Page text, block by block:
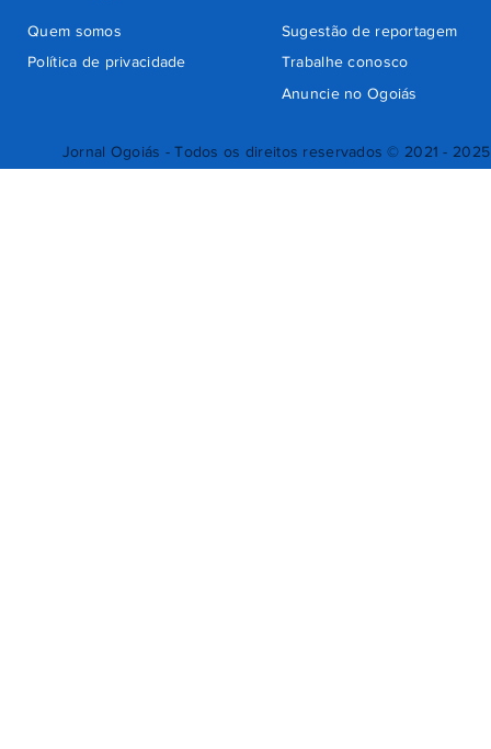
Jornal Ogoiás - Todos os direitos reservados © 2021 - 2025
Quem somos
Sugestão de reportagem
Trabalhe conosco
Política de privacidade
Anuncie no Ogoiás